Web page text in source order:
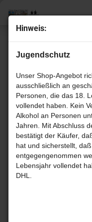
Hin­weis:
Jugendschutz
Unser Shop-Angebot
ausschließlich an
Personen, die das 18.
vollendet haben. Kein
Alkohol an Personen
Jahren. Mit Abschluss
bestätigt der Käufer,
hat und sicherstellt,
entgegengenommen
Lebensjahr vollendet
DHL.
« Erster
« zurück
12Artikel in dieser
Strath­mill Batch 1 - 48,2%